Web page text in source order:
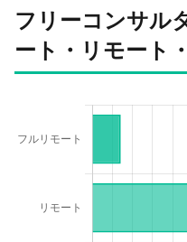
フリーコンサル
ート・リモート